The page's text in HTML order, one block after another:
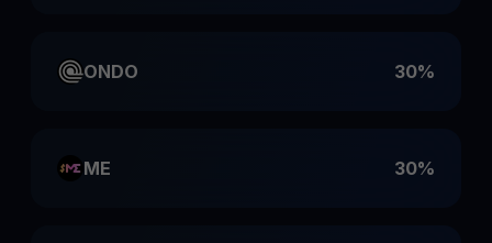
ONDO 30%
ME 30%